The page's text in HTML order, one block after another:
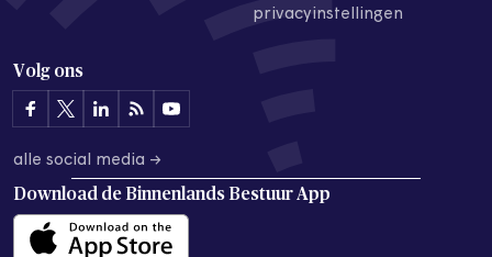
privacyinstellingen
Volg ons
alle social media →
Download de Binnenlands Bestuur App